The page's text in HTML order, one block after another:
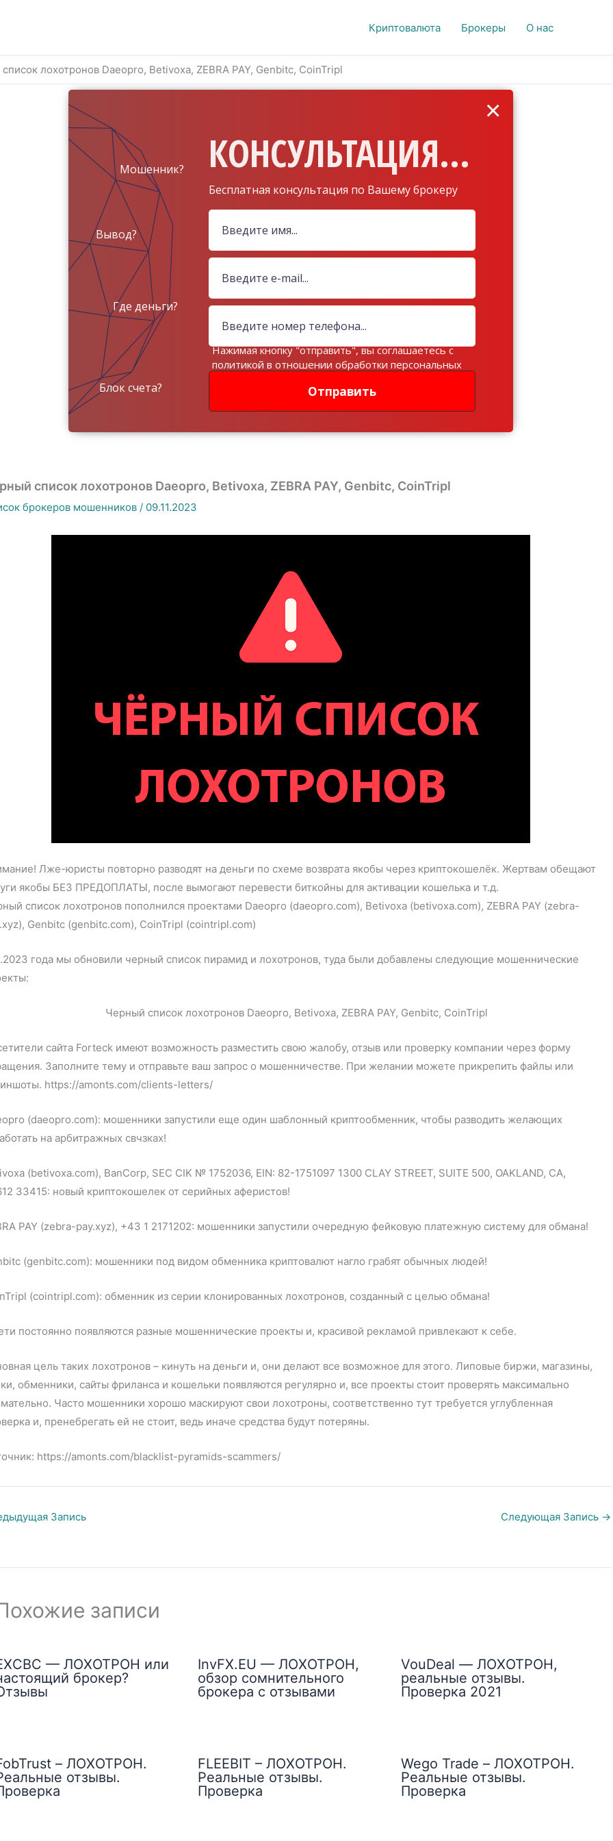
Криптовалюта Брокеры О нас
лохотронов Daeopro, Betivoxa, ZEBRA PAY, Genbitc, CoinTripl
КОНСУЛЬТАЦИЯ...
Бесплатная консультация по Вашему брокеру
Мошенник?
Вывод?
Где деньги?
Блок счета? Отправить
×
Нажимая кнопку "отправить", вы соглашаетесь с
политикой в отношении обработки персональных
список лохотронов Daeopro, Betivoxa, ZEBRA PAY, Genbitc, CoinTripl
брокеров мошенников / 09.11.2023
Лже-юристы повторно разводят на деньги по схеме возврата якобы через криптокошелёк. Жертвам обещают
якобы БЕЗ ПРЕДОПЛАТЫ, после вымогают перевести биткойны для активации кошелька и т.д.
список лохотронов пополнился проектами Daeopro (daeopro.com), Betivoxa (betivoxa.com), ZEBRA PAY (zebra-
Genbitc (genbitc.com), CoinTripl (cointripl.com)
года мы обновили черный список пирамид и лохотронов, туда были добавлены следующие мошеннические
сайта Forteck имеют возможность разместить свою жалобу, отзыв или проверку компании через форму
Заполните тему и отправьте ваш запрос о мошенничестве. При желании можете прикрепить файлы или
https://amonts.com/clients-letters/
(daeopro.com): мошенники запустили еще один шаблонный криптообменник, чтобы разводить желающих
на арбитражных свчзках!
(betivoxa.com), BanCorp, SEC CIK № 1752036, EIN: 82-1751097 1300 CLAY STREET, SUITE 500, OAKLAND, CA,
33415: новый криптокошелек от серийных аферистов!
PAY (zebra-pay.xyz), +43 1 2171202: мошенники запустили очередную фейковую платежную систему для обмана!
(genbitc.com): мошенники под видом обменника криптовалют нагло грабят обычных людей!
(cointripl.com): обменник из серии клонированных лохотронов, созданный с целью обмана!
постоянно появляются разные мошеннические проекты и, красивой рекламой привлекают к себе.
цель таких лохотронов – кинуть на деньги и, они делают все возможное для этого. Липовые биржи, магазины,
обменники, сайты фриланса и кошельки появляются регулярно и, все проекты стоит проверять максимально
Часто мошенники хорошо маскируют свои лохотроны, соответственно тут требуется углубленная
и, пренебрегать ей не стоит, ведь иначе средства будут потеряны.
https://amonts.com/blacklist-pyramids-scammers/
Запись Следующая Запись →
записи
— ЛОХОТРОН или
брокер?
InvFX.EU — ЛОХОТРОН,
обзор сомнительного
брокера с отзывами
VouDeal — ЛОХОТРОН,
реальные отзывы.
Проверка 2021
– ЛОХОТРОН.
отзывы.
FLEEBIT – ЛОХОТРОН.
Реальные отзывы.
Проверка
Wego Trade – ЛОХОТРОН.
Реальные отзывы.
Проверка